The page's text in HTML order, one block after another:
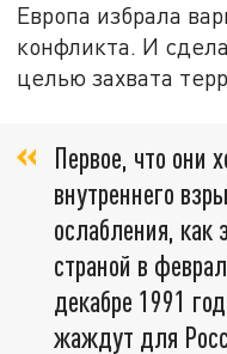
Европа избрала
конфликта. И
целью захвата
Первое, что они
внутреннего
ослабления, как
страной в
декабре 1991
жаждут для